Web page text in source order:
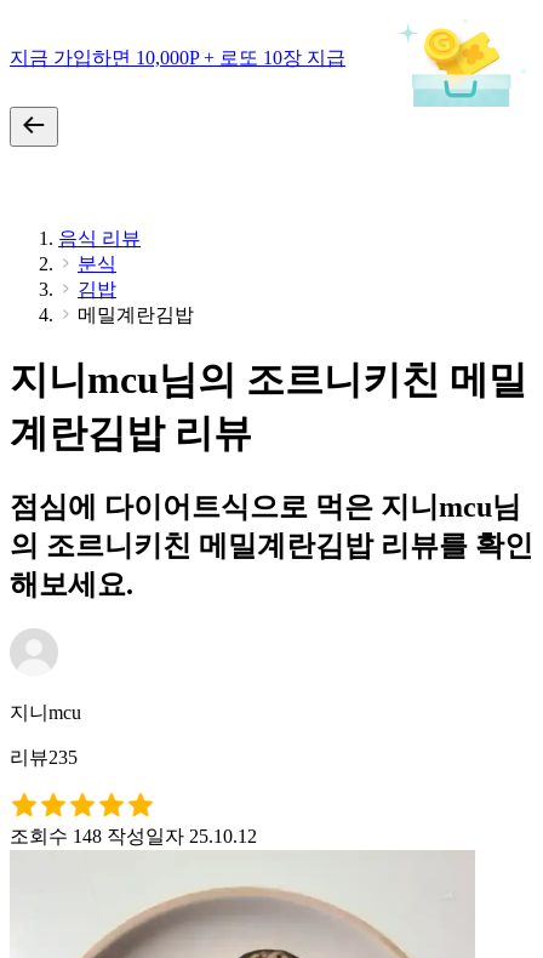
지금 가입하면 10,000P + 로또 10장 지급
음식 리뷰
분식
김밥
메밀계란김밥
지니mcu님의 조르니키친 메밀
계란김밥 리뷰
점심에 다이어트식으로 먹은 지니mcu님
의 조르니키친 메밀계란김밥 리뷰를 확인
해보세요.
지니mcu
리뷰235
조회수 148 작성일자 25.10.12